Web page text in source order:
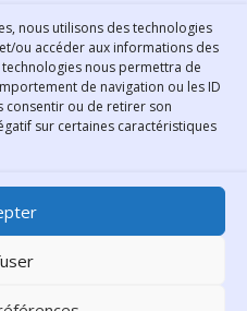
nous utilisons des technologies
ou accéder aux informations des
nous permettra de
de navigation ou les ID
consentir ou de retirer son
sur certaines caractéristiques
de Milan le 10 décembre
célèbre ténor Roberto
quitté la scène au milieu
acte, après avoir été
municipale de
Vivier-Merle